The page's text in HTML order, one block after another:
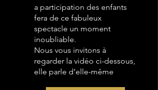
a participation des enfants
fera de ce fabuleux
spectacle un moment
inoubliable.
Nous vous invitons à
regarder la vidéo ci-dessous,
elle parle d’elle-même